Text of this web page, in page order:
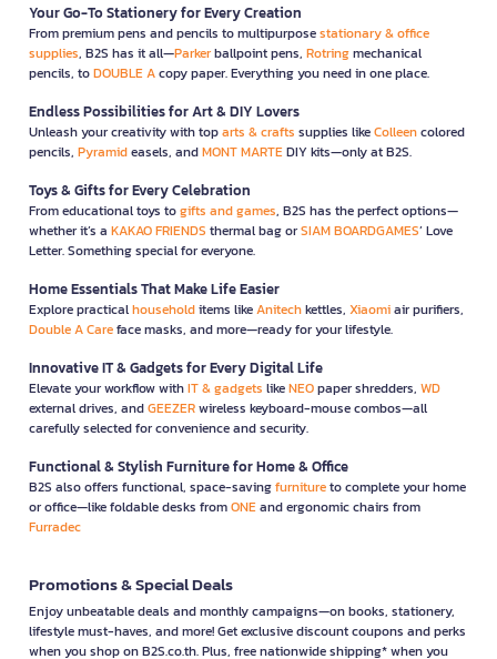
Your Go-To Stationery for Every Creation
From premium pens and pencils to multipurposestationary & office
supplies, B2S has it all—Parkerballpoint pens, Rotringmechanical
pencils, toDOUBLE Acopy paper. Everything you need in one place.
Endless Possibilities for Art & DIY Lovers
Unleash your creativity with toparts & crafts supplies likeColleencolored
pencils, Pyramideasels, andMONT MARTEDIY kits—only at B2S.
Toys & Gifts for Every Celebration
From educational toys togifts and games, B2S has the perfect options—
whether it’s a KAKAO FRIENDS thermal bag orSIAM BOARDGAMES’ Love
Letter. Something special for everyone.
Home Essentials That Make Life Easier
Explore practicalhouseholditems likeAnitechkettles, Xiaomiair purifiers,
Double A Careface masks, and more—ready for your lifestyle.
Innovative IT & Gadgets for Every Digital Life
Elevate your workflow withIT & gadgets likeNEOpaper shredders, WD
external drives, andGEEZERwireless keyboard-mouse combos—all
carefully selected for convenience and security.
Functional & Stylish Furniture for Home & Office
B2S also offers functional, space-savingfurnitureto complete your home
or office—like foldable desks fromONEand ergonomic chairs from
Furradec
Promotions & Special Deals
Enjoy unbeatable deals and monthly campaigns—on books, stationery,
lifestyle must-haves, and more! Get exclusive discount coupons and perks
when you shop on B2S.co.th. Plus, free nationwide shipping* when you